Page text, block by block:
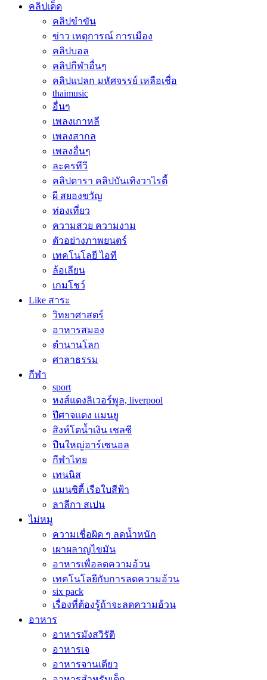
คลิปเด็ด
คลิปขำขัน
ข่าว เหตุการณ์ การเมือง
คลิปบอล
คลิปกีฬาอื่นๆ
คลิปแปลก มหัศจรรย์ เหลือเชื่อ
thaimusic
อื่นๆ
เพลงเกาหลี
เพลงสากล
เพลงอื่นๆ
ละครทีวี
คลิปดารา คลิปบันเทิงวาไรตี้
ผี สยองขวัญ
ท่องเที่ยว
ความสวย ความงาม
ตัวอย่างภาพยนตร์
เทคโนโลยี ไอที
ล้อเลียน
เกมโชว์
Like สาระ
วิทยาศาสตร์
อาหารสมอง
ตำนานโลก
ศาลาธรรม
กีฬา
sport
หงส์แดงลิเวอร์พูล, liverpool
ปีศาจแดง แมนยู
สิงห์โตน้ำเงิน เชลซี
ปืนใหญ่อาร์เซนอล
กีฬาไทย
เทนนิส
แมนซิตี้ เรือใบสีฟ้า
ลาลีกา สเปน
ไม่หมู
ความเชื่อผิด ๆ ลดน้ำหนัก
เผาผลาญไขมัน
อาหารเพื่อลดความอ้วน
เทคโนโลยีกับการลดความอ้วน
six pack
เรื่องที่ต้องรู้ถ้าจะลดความอ้วน
อาหาร
อาหารมังสวิรัติ
อาหารเจ
อาหารจานเดียว